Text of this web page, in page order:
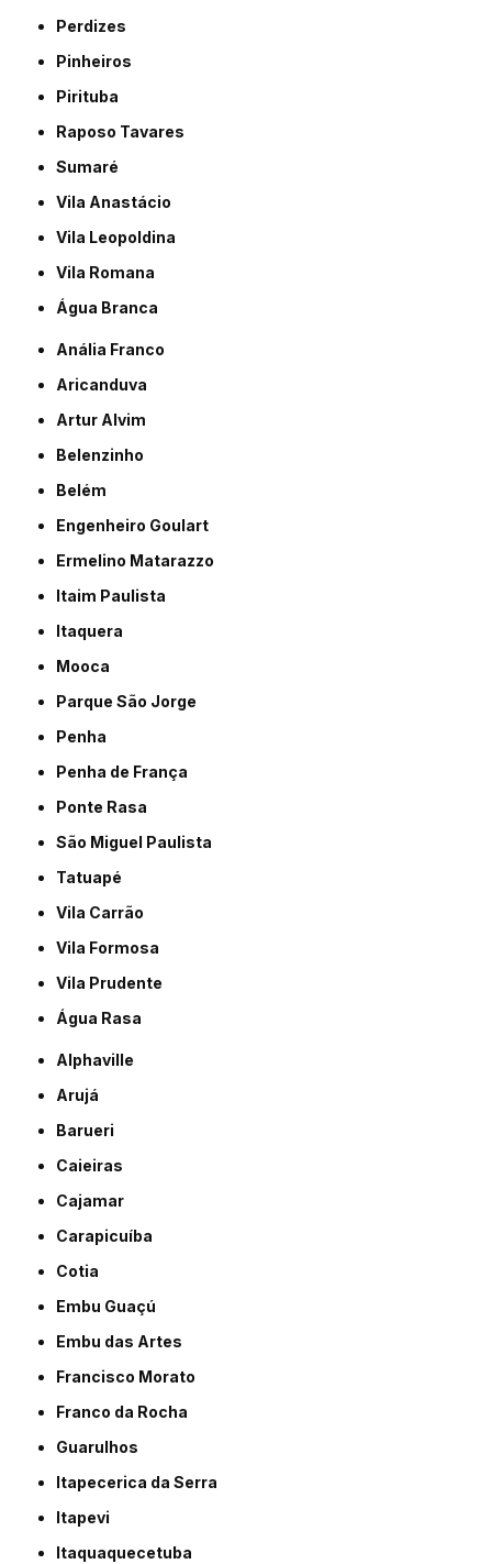
Perdizes
Pinheiros
Pirituba
Raposo Tavares
Sumaré
Vila Anastácio
Vila Leopoldina
Vila Romana
Água Branca
Anália Franco
Aricanduva
Artur Alvim
Belenzinho
Belém
Engenheiro Goulart
Ermelino Matarazzo
Itaim Paulista
Itaquera
Mooca
Parque São Jorge
Penha
Penha de França
Ponte Rasa
São Miguel Paulista
Tatuapé
Vila Carrão
Vila Formosa
Vila Prudente
Água Rasa
Alphaville
Arujá
Barueri
Caieiras
Cajamar
Carapicuíba
Cotia
Embu Guaçú
Embu das Artes
Francisco Morato
Franco da Rocha
Guarulhos
Itapecerica da Serra
Itapevi
Itaquaquecetuba